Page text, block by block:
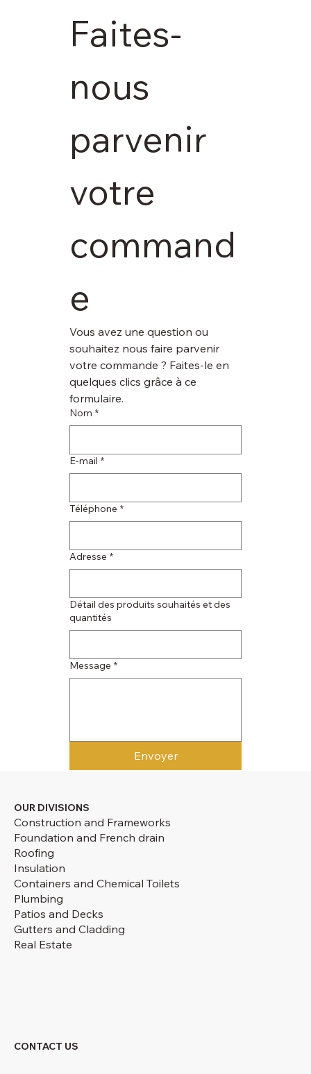
Faites-
nous
parvenir
votre
command
e
Vous avez une question ou
souhaitez nous faire parvenir
votre commande ? Faites-le en
quelques clics grâce à ce
formulaire.
Nom *
E‑mail *
Téléphone *
Adresse *
Détail des produits souhaités et des
quantités
Message *
Envoyer
OUR DIVISIONS
Construction and Frameworks
Foundation and French drain
Roofing
Insulation
Containers and Chemical Toilets
Plumbing
Patios and Decks
Gutters and Cladding
Real Estate
CONTACT US